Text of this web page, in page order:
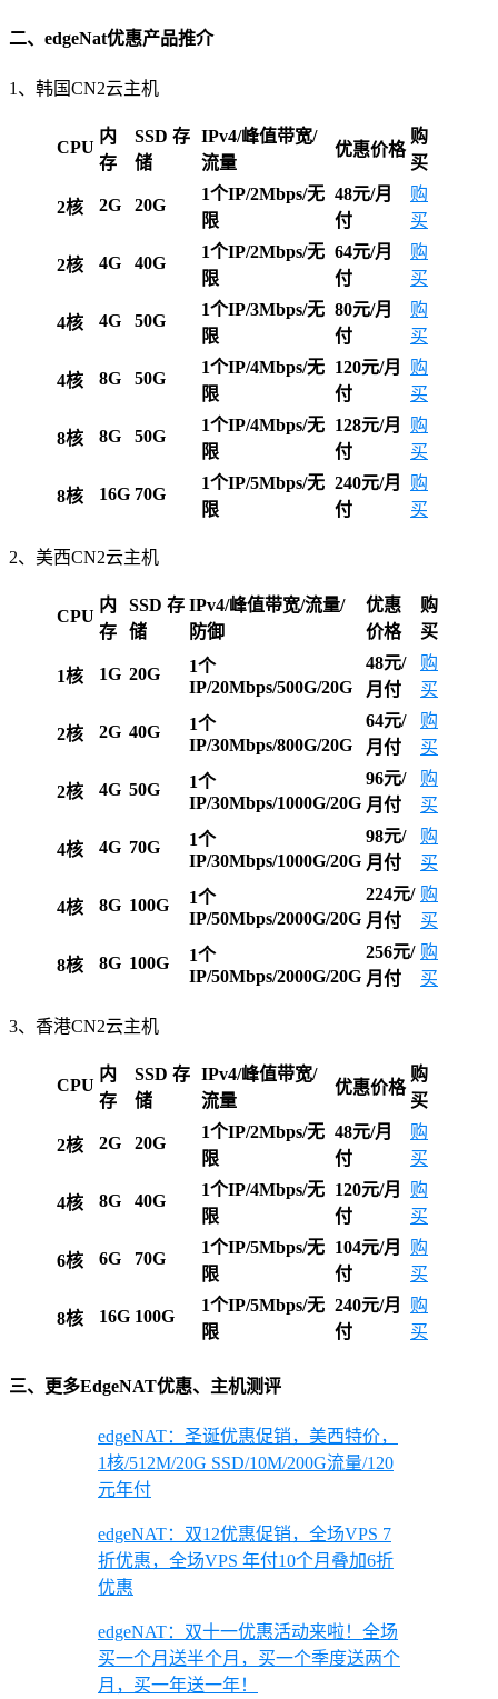
二、edgeNat优惠产品推介
1、韩国CN2云主机
CPU
内
存
SSD 存
储
IPv4/峰值带宽/
流量
优惠价格
购
买
2核 2G 20G
1个IP/2Mbps/无
限
48元/月
付
购
买
2核 4G 40G
1个IP/2Mbps/无
限
64元/月
付
购
买
4核 4G 50G
1个IP/3Mbps/无
限
80元/月
付
购
买
4核 8G 50G
1个IP/4Mbps/无
限
120元/月
付
购
买
8核 8G 50G
1个IP/4Mbps/无
限
128元/月
付
购
买
8核 16G 70G
1个IP/5Mbps/无
限
240元/月
付
购
买
2、美西CN2云主机
CPU
内
存
SSD 存
储
IPv4/峰值带宽/流量/
防御
优惠
价格
购
买
1核 1G 20G
1个
IP/20Mbps/500G/20G
48元/
月 付
购
买
2核 2G 40G
1个
IP/30Mbps/800G/20G
64元/
月 付
购
买
2核 4G 50G
1个
IP/30Mbps/1000G/20G
96元/
月 付
购
买
4核 4G 70G
1个
IP/30Mbps/1000G/20G
98元/
月 付
购
买
4核 8G 100G
1个
IP/50Mbps/2000G/20G
224元/
月 付
购
买
8核 8G 100G
1个
IP/50Mbps/2000G/20G
256元/
月 付
购
买
3、香港CN2云主机
CPU
内
存
SSD 存
储
IPv4/峰值带宽/
流量
优惠价格
购
买
2核 2G 20G
1个IP/2Mbps/无
限
48元/月
付
购
买
4核 8G 40G
1个IP/4Mbps/无
限
120元/月
付
购
买
6核 6G 70G
1个IP/5Mbps/无
限
104元/月
付
购
买
8核 16G 100G
1个IP/5Mbps/无
限
240元/月
付
购
买
三、更多EdgeNAT优惠、主机测评
edgeNAT：圣诞优惠促销，美西特价，
1核/512M/20G SSD/10M/200G流量/120
元年付
edgeNAT：双12优惠促销，全场VPS 7
折优惠，全场VPS 年付10个月叠加6折
优惠
edgeNAT：双十一优惠活动来啦！全场
买一个月送半个月，买一个季度送两个
月，买一年送一年！